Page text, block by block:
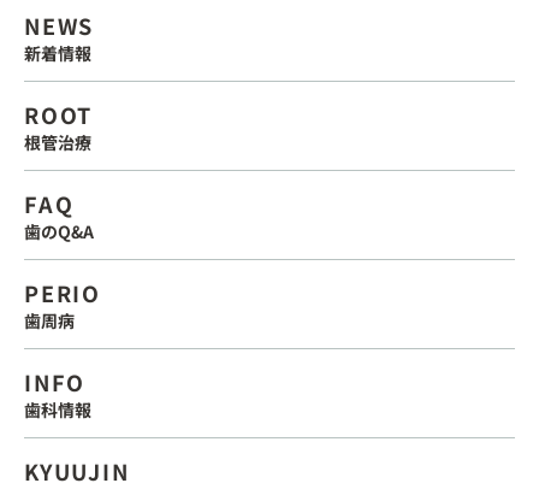
NEWS
新着情報
ROOT
根管治療
FAQ
歯のQ&A
PERIO
歯周病
INFO
歯科情報
KYUUJIN